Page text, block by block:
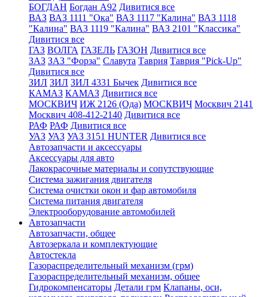
БОГДАН Богдан А92 Дивитися все
ВАЗ ВАЗ 1111 "Ока" ВАЗ 1117 "Калина" ВАЗ 1118
"Калина" ВАЗ 1119 "Калина" ВАЗ 2101 "Классика"
Дивитися все
ГАЗ ВОЛГА ГАЗЕЛЬ ГАЗОН Дивитися все
ЗАЗ ЗАЗ "Форза" Славута Таврия Таврия "Pick-Up"
Дивитися все
ЗИЛ ЗИЛ ЗИЛ 4331 Бычек Дивитися все
КАМАЗ КАМАЗ Дивитися все
МОСКВИЧ ИЖ 2126 (Ода) МОСКВИЧ Москвич 2141
Москвич 408-412-2140 Дивитися все
РАФ РАФ Дивитися все
УАЗ УАЗ УАЗ 3151 HUNTER Дивитися все
Автозапчасти и аксессуары
Аксессуары для авто
Лакокрасочные материалы и сопутствующие
Система зажигания двигателя
Система очистки окон и фар автомобиля
Система питания двигателя
Электрооборудование автомобилей
Автозапчасти
Автозапчасти, общее
Автозеркала и комплектующие
Автостекла
Газораспределительный механизм (грм)
Газораспределительный механизм, общее
Гидрокомпенсаторы Детали грм Клапаны, оси,